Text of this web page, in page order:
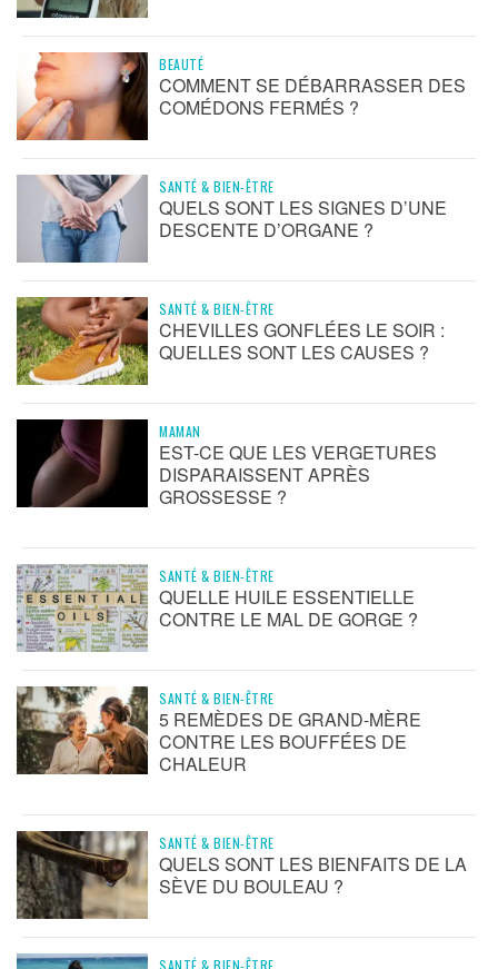
BEAUTÉ
COMMENT SE DÉBARRASSER DES
COMÉDONS FERMÉS ?
SANTÉ & BIEN-ÊTRE
QUELS SONT LES SIGNES D’UNE
DESCENTE D’ORGANE ?
SANTÉ & BIEN-ÊTRE
CHEVILLES GONFLÉES LE SOIR :
QUELLES SONT LES CAUSES ?
MAMAN
EST-CE QUE LES VERGETURES
DISPARAISSENT APRÈS
GROSSESSE ?
SANTÉ & BIEN-ÊTRE
QUELLE HUILE ESSENTIELLE
CONTRE LE MAL DE GORGE ?
SANTÉ & BIEN-ÊTRE
5 REMÈDES DE GRAND-MÈRE
CONTRE LES BOUFFÉES DE
CHALEUR
SANTÉ & BIEN-ÊTRE
QUELS SONT LES BIENFAITS DE LA
SÈVE DU BOULEAU ?